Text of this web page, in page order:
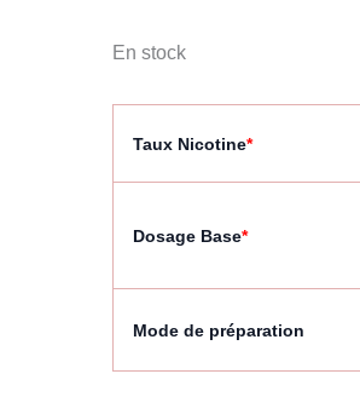
En stock
Taux Nicotine*
Dosage Base*
Mode de préparation